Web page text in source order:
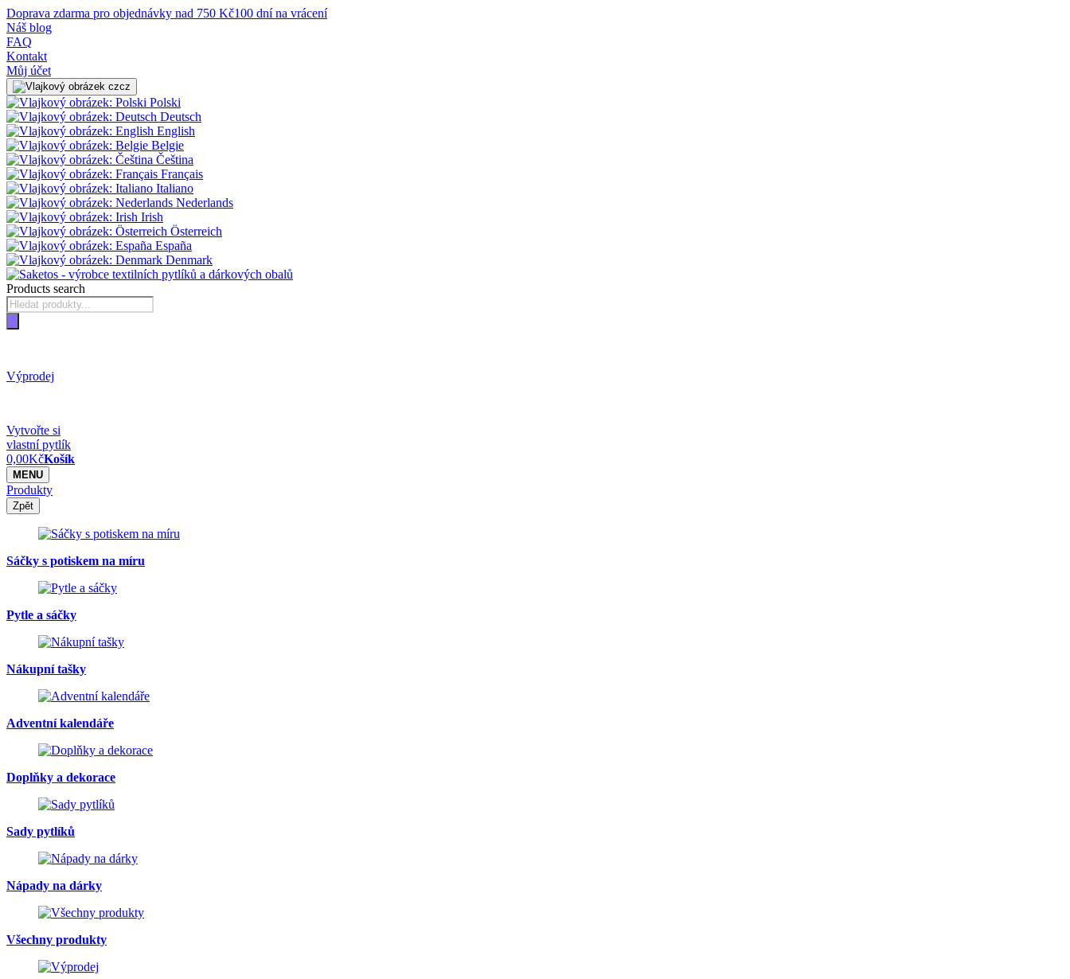
Doprava zdarma pro objednávky nad 750 Kč100 dní na vrácení
Náš blog
FAQ
Kontakt
Můj účet
cz
Polski
Deutsch
English
Belgie
Čeština
Français
Italiano
Nederlands
Irish
Österreich
España
Denmark
Products search
Výprodej
Vytvořte si
vlastní pytlík
0,00KčKošík
MENU
Produkty
Zpět
Sáčky s potiskem na míru
Pytle a sáčky
Nákupní tašky
Adventní kalendáře
Doplňky a dekorace
Sady pytlíků
Nápady na dárky
Všechny produkty